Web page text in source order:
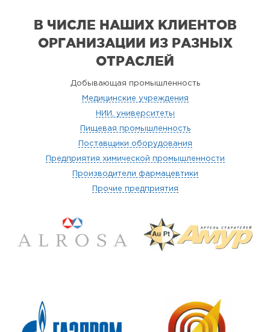
В ЧИСЛЕ НАШИХ КЛИЕНТОВ
ОРГАНИЗАЦИИ ИЗ РАЗНЫХ
ОТРАСЛЕЙ
Добывающая промышленность
Медицинские учреждения
НИИ, университеты
Пищевая промышленность
Поставщики оборудования
Предприятия химической промышленности
Производители фармацевтики
Прочие предприятия